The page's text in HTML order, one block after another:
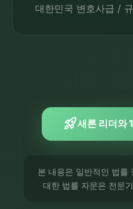
대한민국 변호사급 /
rocket_launch새론 리더와
본 내용은 일반적인 법률
대한 법률 자문은 전문